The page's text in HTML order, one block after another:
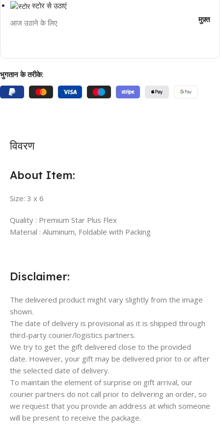
स्टोर से उठाएं
आज उठाने के लिए मुफ़्त
भुगतान के तरीके:
विवरण
About Item:
Size: 3 x 6
Quality : Premium Star Plus Flex
Material : Aluminum, Foldable with Packing
Disclaimer:
The delivered product might vary slightly from the image
shown.
The date of delivery is provisional as it is shipped through
third-party courier/logistics partners.
We try to get the gift delivered close to the provided
date. However, your gift may be delivered prior to or after
the selected date of delivery.
To maintain the element of surprise on gift arrival, our
courier partners do not call prior to delivering an order, so
we request that you provide an address at which someone
will be present to receive the package.